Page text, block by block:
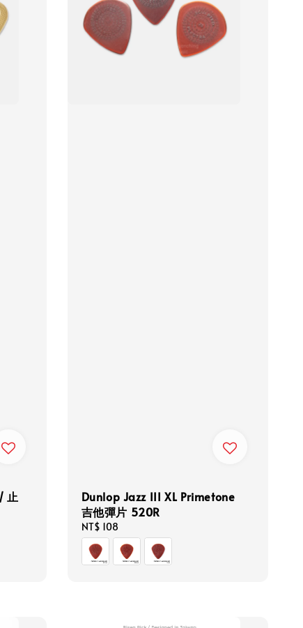
止
Dunlop Jazz III XL Primetone
吉他彈片 520R
Regular
price
NT$ 108